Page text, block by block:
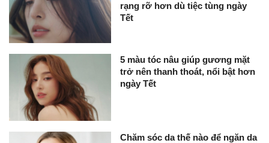
rạng rỡ hơn dù tiệc tùng ngày
Tết
5 màu tóc nâu giúp gương mặt
trở nên thanh thoát, nổi bật hơn
ngày Tết
Chăm sóc da thế nào để ngăn da